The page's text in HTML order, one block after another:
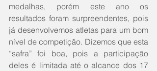
medalhas, porém este ano os
resultados foram surpreendentes, pois
já desenvolvemos atletas para um bom
nível de competição. Dizemos que esta
“safra” foi boa, pois a participação
deles é limitada até o alcance dos 17